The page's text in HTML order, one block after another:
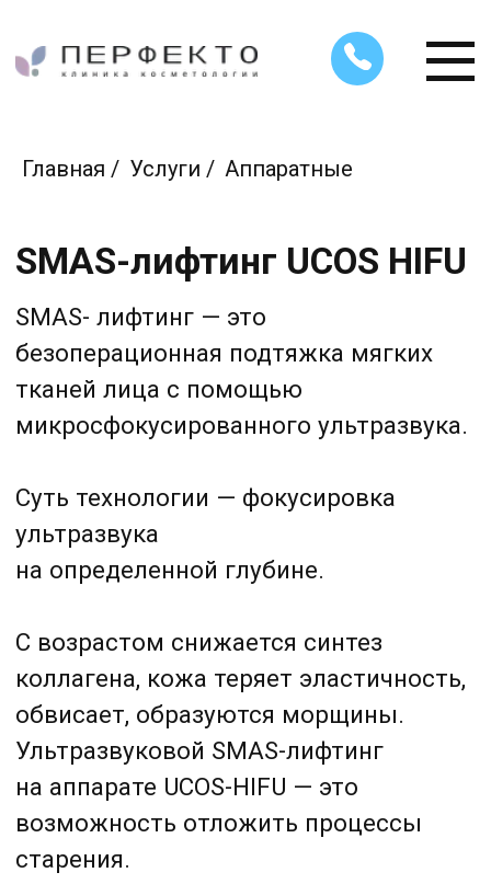
Главная / Услуги / Аппаратные
SMAS-лифтинг UCOS HIFU
безоперационная подтяжка мягких
тканей лица с помощью
микросфокусированного ультразвука.
Суть технологии — фокусировка
ультразвука
на определенной глубине.
коллагена, кожа теряет эластичность,
обвисает, образуются морщины.
Ультразвуковой SMAS-лифтинг
на аппарате UCOS-HIFU — это
возможность отложить процессы
для подтяжки лица при
гравитационном птозе;
при потере эластичности кожи;
при появлении морщин;
участках тела.